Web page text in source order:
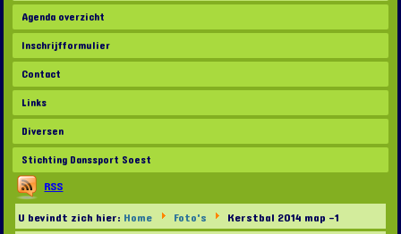
Agenda overzicht
Inschrijfformulier
Contact
Links
Diversen
Stichting Danssport Soest
RSS
U bevindt zich hier: Home Foto's
Kerstbal 2014 map -1